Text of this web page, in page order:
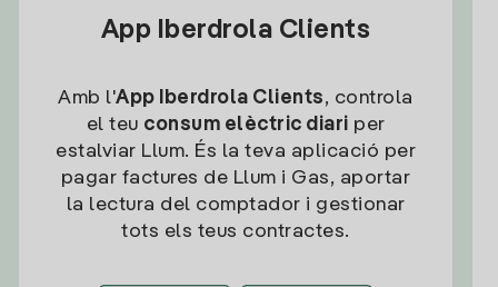
App Iberdrola Clients
Amb l'App Iberdrola Clients, controla
el teu consum elèctric diari per
estalviar Llum. És la teva aplicació per
pagar factures de Llum i Gas, aportar
la lectura del comptador i gestionar
tots els teus contractes.